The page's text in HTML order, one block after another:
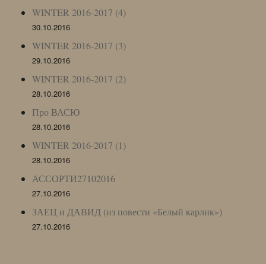
WINTER 2016-2017 (4)
30.10.2016
WINTER 2016-2017 (3)
29.10.2016
WINTER 2016-2017 (2)
28.10.2016
Про ВАСЮ
28.10.2016
WINTER 2016-2017 (1)
28.10.2016
АССОРТИ27102016
27.10.2016
ЗАЕЦ и ДАВИД (из повести «Белый карлик»)
27.10.2016